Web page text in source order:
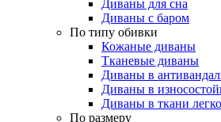
Диваны для сна
Диваны с баром
По типу обивки
Кожаные диваны
Тканевые диваны
Диваны в
Диваны в
Диваны в ткани
По размеру